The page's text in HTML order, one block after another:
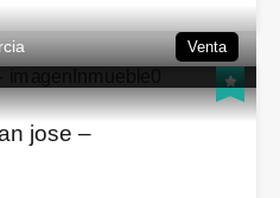
Venta
jose –